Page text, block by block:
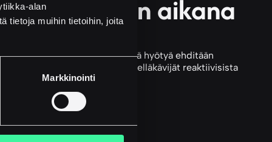
alan
tietoja muihin tietoihin, joita
Markkinointi
aikana
vie enemmän aikaa kuin mitä hyötyä ehditään
joka erottaa toimialan edelläkävijät reaktiivisista